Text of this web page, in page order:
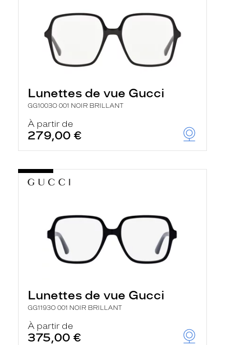
Lunettes de vue Gucci
GG1003O 001 NOIR BRILLANT
À partir de
279,00 €
Lunettes de vue Gucci
GG1193O 001 NOIR BRILLANT
À partir de
375,00 €